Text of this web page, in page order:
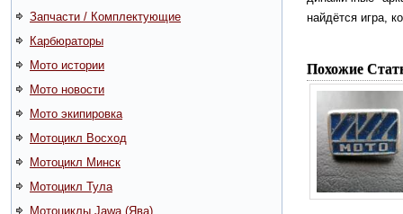
Запчасти / Комплектующие
Карбюраторы
Мото истории
Мото новости
Мото экипировка
Мотоцикл Восход
Мотоцикл Минск
Мотоцикл Тула
Мотоциклы Jawa (Ява)
найдётся игра,
Похожие